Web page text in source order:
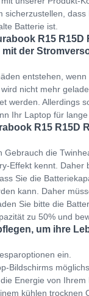
sicherzustellen,
Batterie ist.
R15 R15D
der
entstehen,
nicht mehr
werden. Allerdings
Ihr Laptop für
R15 R15D
die
Effekt kennt.
Sie die
kann. Daher
Sie bitte die
zu 50% und
um ihre
ein.
Bildschirms
Energie von Ihrem
kühlen trocknen